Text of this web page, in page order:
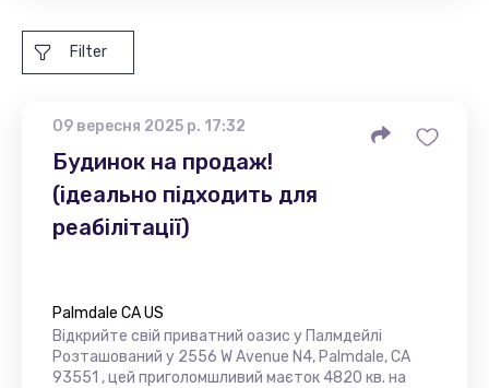
Filter
09 вересня 2025 р. 17:32
Будинок на продаж!
(ідеально підходить для
реабілітації)
Palmdale CA US
Відкрийте свій приватний оазис у Палмдейлі
Розташований у 2556 W Avenue N4, Palmdale, CA
93551 , цей приголомшливий маєток 4820 кв. на